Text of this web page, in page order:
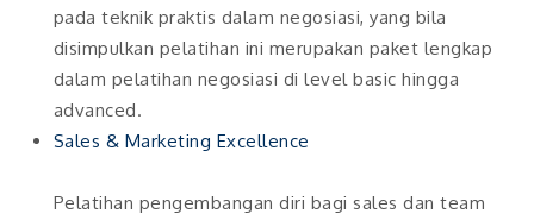
pada teknik praktis dalam negosiasi, yang bila
disimpulkan pelatihan ini merupakan paket lengkap
dalam pelatihan negosiasi di level basic hingga
advanced.
Sales & Marketing Excellence
Pelatihan pengembangan diri bagi sales dan team